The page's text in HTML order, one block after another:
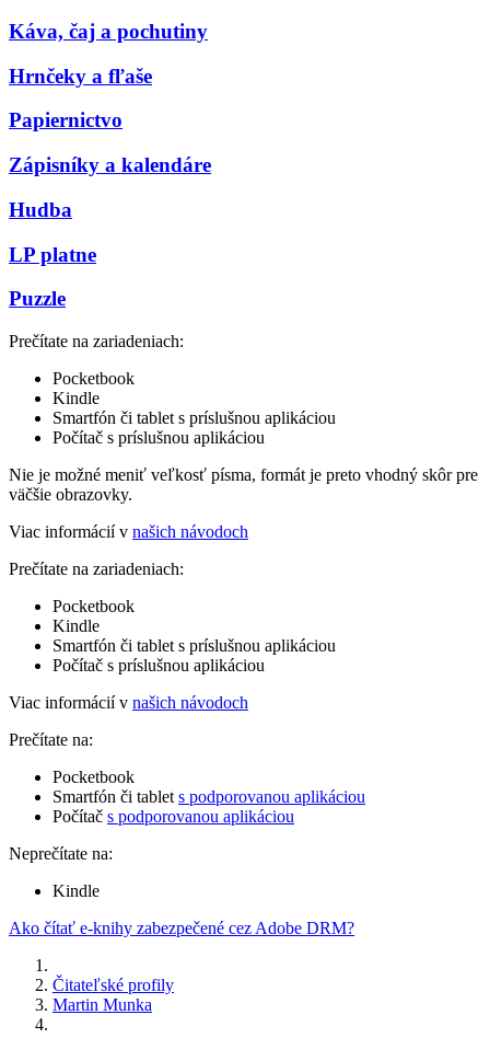
Káva, čaj a pochutiny
Hrnčeky a fľaše
Papiernictvo
Zápisníky a kalendáre
Hudba
LP platne
Puzzle
Prečítate na zariadeniach:
Pocketbook
Kindle
Smartfón či tablet s príslušnou aplikáciou
Počítač s príslušnou aplikáciou
Nie je možné meniť veľkosť písma, formát je preto vhodný skôr pre
väčšie obrazovky.
Viac informácií v našich návodoch
Prečítate na zariadeniach:
Pocketbook
Kindle
Smartfón či tablet s príslušnou aplikáciou
Počítač s príslušnou aplikáciou
Viac informácií v našich návodoch
Prečítate na:
Pocketbook
Smartfón či tablet s podporovanou aplikáciou
Počítač s podporovanou aplikáciou
Neprečítate na:
Kindle
Ako čítať e-knihy zabezpečené cez Adobe DRM?
Čitateľské profily
Martin Munka